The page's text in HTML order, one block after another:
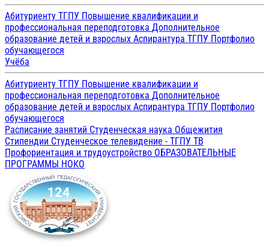
Абитуриенту ТГПУ Повышение квалификации и
профессиональная переподготовка Дополнительное
образование детей и взрослых Аспирантура ТГПУ Портфолио
обучающегося
Учёба
Абитуриенту ТГПУ Повышение квалификации и
профессиональная переподготовка Дополнительное
образование детей и взрослых Аспирантура ТГПУ Портфолио
обучающегося
Расписание занятий Студенческая наука Общежития
Стипендии Студенческое телевидение - ТГПУ ТВ
Профориентация и трудоустройство ОБРАЗОВАТЕЛЬНЫЕ
ПРОГРАММЫ НОКО